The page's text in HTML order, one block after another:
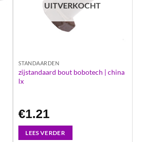
UITVERKOCHT
STANDAARDEN
zijstandaard bout bobotech | china
lx
€1.21
LEES VERDER